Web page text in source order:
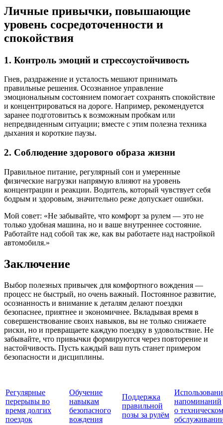
Личные привычки, повышающие
уровень сосредоточенности и
спокойствия
1. Контроль эмоций и стрессоустойчивость
Гнев, раздражение и усталость мешают принимать
правильные решения. Осознанное управление
эмоциональным состоянием помогает сохранять спокойствие
и концентрироваться на дороге. Например, рекомендуется
заранее подготовитьсь к возможным пробкам или
непредвиденным ситуации; вместе с этим полезна техника
дыхания и короткие паузы.
2. Соблюдение здорового образа жизни
Правильное питание, регулярный сон и умеренные
физические нагрузки напрямую влияют на уровень
концентрации и реакции. Водитель, который чувствует себя
бодрым и здоровым, значительно реже допускает ошибки.
Мой совет: «Не забывайте, что комфорт за рулем — это не
только удобная машина, но и ваше внутреннее состояние.
Работайте над собой так же, как вы работаете над настройкой
автомобиля.»
Заключение
Выбор полезных привычек для комфортного вождения —
процесс не быстрый, но очень важный. Постоянное развитие,
осознанность и внимание к деталям делают поездки
безопаснее, приятнее и экономичнее. Вкладывая время в
совершенствование своих навыков, вы не только снижаете
риски, но и превращаете каждую поездку в удовольствие. Не
забывайте, что привычки формируются через повторение и
настойчивость. Пусть каждый ваш путь станет примером
безопасности и дисциплины.
Регулярные
перерывы во
время долгих
поездок
Обучение
навыкам
безопасного
вождения
Поддержка
правильной
позы за рулём
напоминаний
о техническом